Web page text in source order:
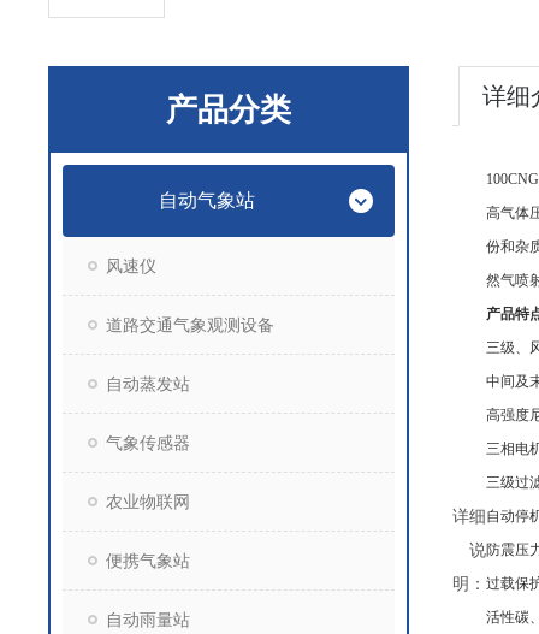
产品分类
自动气象站
风速仪
道路交通气象观测设备
自动蒸发站
气象传感器
农业物联网
便携气象站
自动雨量站
详细
详细
说
明：
100CNG
高气体
份和杂
然气喷
产品特
三级、
中间及
高强度
三相电
三级过
自动停
防震压
过载保
活性碳